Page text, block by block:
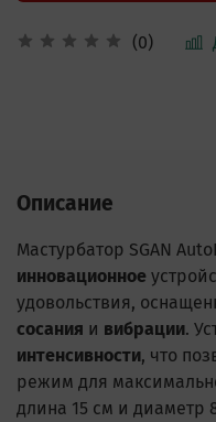
(0)
Описание
Мастурбатор SGAN
инновационное
удовольствия,
сосания и вибрации.
интенсивности, что
режим для
длина 15 см и диаметр